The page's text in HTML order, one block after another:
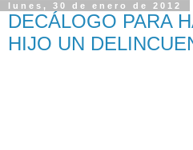
lunes, 30 de enero de 2012
DECÁLOGO PARA
HIJO UN